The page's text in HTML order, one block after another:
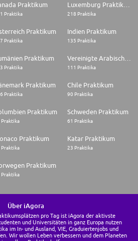
Praktikum
Praktika 218 Praktika
Praktikum
Praktika
Indien Praktikum
135 Praktika
Praktikum
Praktika
Vereinigte Arabische Emirate Praktikum
111 Praktika
Praktikum
Praktika
Chile Praktikum
90 Praktika
Praktikum
Praktika
Schweden Praktikum
61 Praktika
Praktikum
Praktika
Katar Praktikum
23 Praktika
Praktikum
Praktika
Über iAgora
pro Tag ist iAgora der aktivste
und Universitäten in ganz Europa nutzen
im In- und Ausland, VIE, Graduiertenjobs und
Wir wollen Leben verbessern und dem Planeten